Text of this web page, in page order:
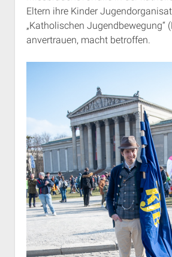
Eltern ihre Kinder
„Katholischen Jugendbewegung“
anvertrauen, macht betroffen.